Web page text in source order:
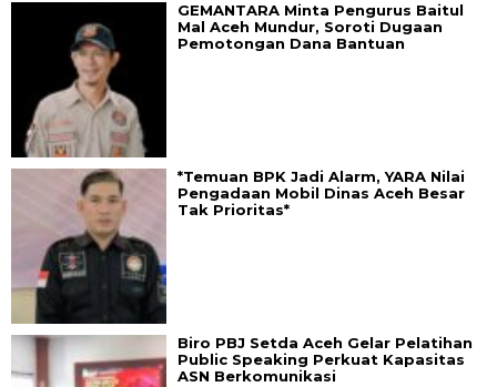
GEMANTARA Minta Pengurus Baitul
Mal Aceh Mundur, Soroti Dugaan
Pemotongan Dana Bantuan
*Temuan BPK Jadi Alarm, YARA Nilai
Pengadaan Mobil Dinas Aceh Besar
Tak Prioritas*
Biro PBJ Setda Aceh Gelar Pelatihan
Public Speaking Perkuat Kapasitas
ASN Berkomunikasi